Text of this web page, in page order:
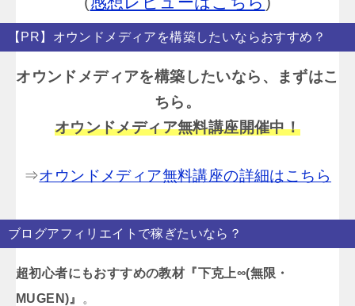
【PR】オウンドメディアを構築したいならおすすめ？
オウンドメディアを構築したいなら、まずはこ
ちら。
オウンドメディア無料講座開催中！
⇒オウンドメディア無料講座の詳細はこちら
ブログアフィリエイトで稼ぎたいなら？
超初心者にもおすすめの教材『下克上∞(無限・
MUGEN)』
。